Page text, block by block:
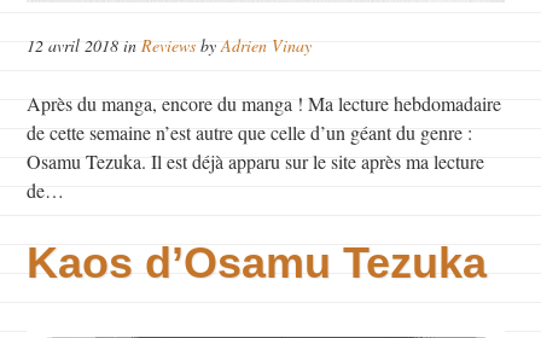
12 avril 2018 in Reviews byAdrien Vinay
Après du manga, encore du manga ! Ma lecture hebdomadaire
de cette semaine n’est autre que celle d’un géant du genre :
Osamu Tezuka. Il est déjà apparu sur le site après ma lecture
de…
Kaos d’Osamu Tezuka